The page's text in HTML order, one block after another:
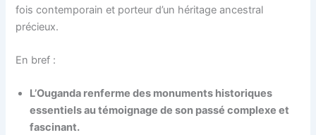
fois contemporain et porteur d’un héritage ancestral
précieux.
En bref :
L’Ouganda renferme des monuments historiques
essentiels au témoignage de son passé complexe et
fascinant.